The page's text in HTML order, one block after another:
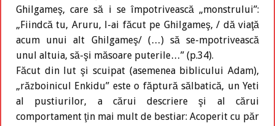
Ghilgameş, care să i se împotrivească „monstrului”:
„Fiindcă tu, Aruru, l-ai făcut pe Ghilgameş, / dă viaţă
acum unui alt Ghilgameş/ (…) să se-mpotrivească
unul altuia, să-şi măsoare puterile…” (p.34).
Făcut din lut şi scuipat (asemenea biblicului Adam),
„războinicul Enkidu” este o făptură sălbatică, un Yeti
al pustiurilor, a cărui descriere şi al cărui
comportament ţin mai mult de bestiar: Acoperit cu păr